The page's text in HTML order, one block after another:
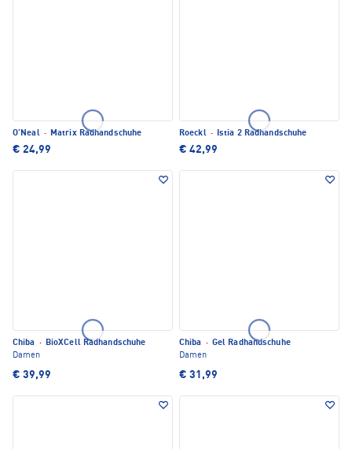
O'Neal · Matrix Radhandschuhe
€ 24,99
Roeckl · Istia 2 Radhandschuhe
€ 42,99
Chiba · BioXCell Radhandschuhe
Damen
€ 39,99
Chiba · Gel Radhandschuhe
Damen
€ 31,99